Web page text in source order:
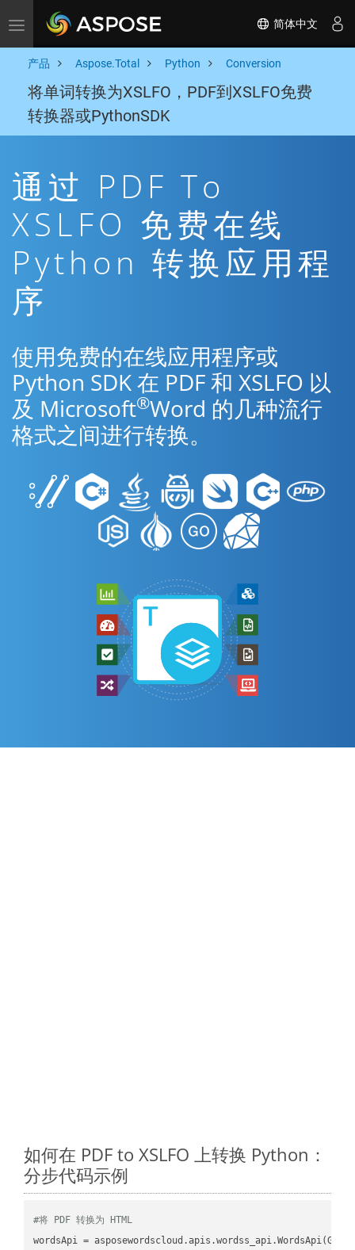
Toggle navigation 简体中文
产品 Aspose.Total Python Conversion
将单词转换为XSLFO，PDF到XSLFO免费
转换器或PythonSDK
通过 PDF To
XSLFO 免费在线
Python 转换应用程
序
使用免费的在线应用程序或
Python SDK 在 PDF 和 XSLFO 以
及 Microsoft®Word 的几种流行
格式之间进行转换。
如何在 PDF to XSLFO 上转换 Python：
分步代码示例
#将 PDF 转换为 HTML
wordsApi =